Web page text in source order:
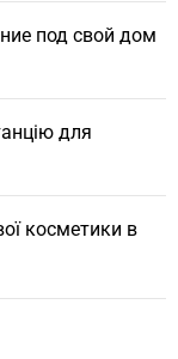
под свой дом
для
косметики в